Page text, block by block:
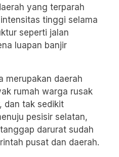
yang terparah
tinggi selama
seperti jalan
luapan banjir
merupakan daerah
rumah warga rusak
dan tak sedikit
pesisir selatan,
darurat sudah
pusat dan daerah.